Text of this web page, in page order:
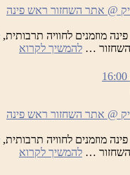
בוטיק
להמשיך לקרוא
בוטיק
16:00
להמשיך לקרוא